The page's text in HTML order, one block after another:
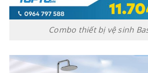
Combo thiết bị vệ sinh